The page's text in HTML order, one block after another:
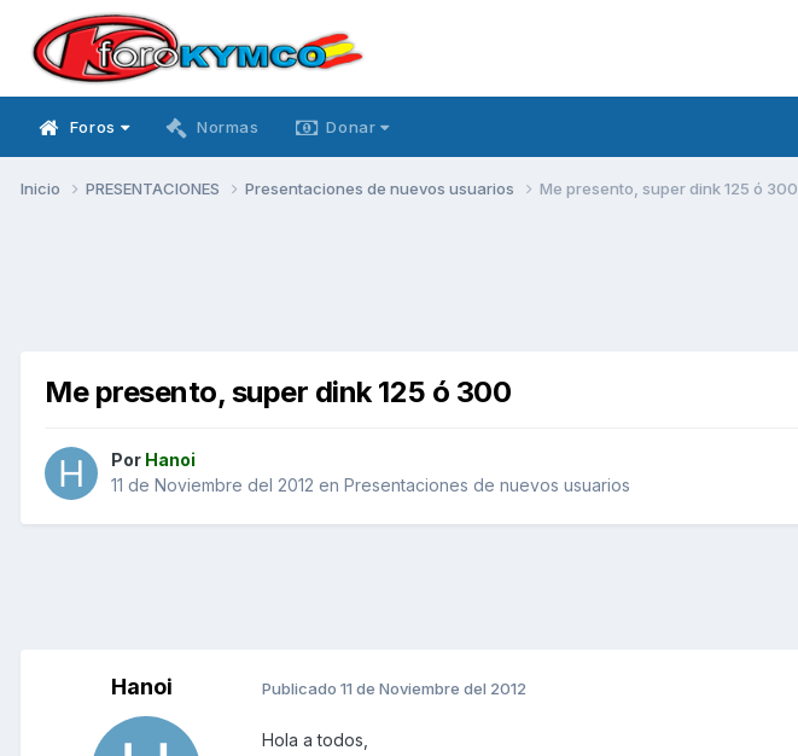
Foros Normas Donar
Inicio PRESENTACIONES Presentaciones de nuevos usuarios Me presento, super dink 125 ó 300
Me presento, super dink 125 ó 300
Por Hanoi
11 de Noviembre del 2012 en Presentaciones de nuevos usuarios
Hanoi Publicado 11 de Noviembre del 2012
Hola a todos,